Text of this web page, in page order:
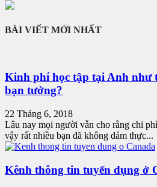
BÀI VIẾT MỚI NHẤT
Kinh phí học tập tại Anh như
bạn tưởng?
22 Tháng 6, 2018
Lâu nay mọi người vẫn cho rằng chi
vậy rất nhiều bạn đã không dám thực...
Kênh thông tin tuyển dụng ở